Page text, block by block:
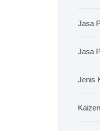
Jasa
Jasa
Jenis
Kaizen